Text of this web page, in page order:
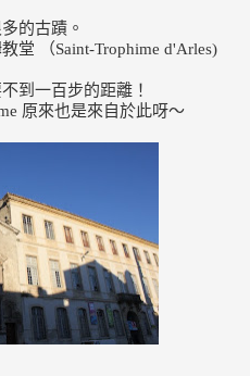
的古蹟。
堂 （Saint-Trophime d'Arles)
到一百步的距離！
原來也是來自於此呀～